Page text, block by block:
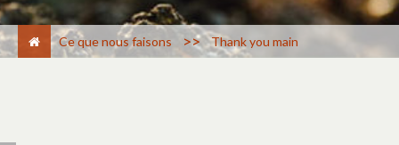
Ce que nous faisons > Thank you main